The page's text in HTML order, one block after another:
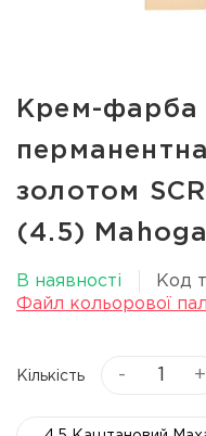
Крем-фарба
золотом
(4.5)
В наявності
Код
Файл кольорової
Кількість - +